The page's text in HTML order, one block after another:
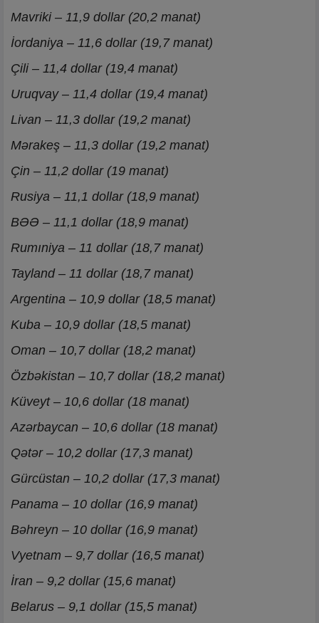
Mavriki – 11,9 dollar (20,2 manat)
İordaniya – 11,6 dollar (19,7 manat)
Çili – 11,4 dollar (19,4 manat)
Uruqvay – 11,4 dollar (19,4 manat)
Livan – 11,3 dollar (19,2 manat)
Mərakeş – 11,3 dollar (19,2 manat)
Çin – 11,2 dollar (19 manat)
Rusiya – 11,1 dollar (18,9 manat)
BƏƏ – 11,1 dollar (18,9 manat)
Rumıniya – 11 dollar (18,7 manat)
Tayland – 11 dollar (18,7 manat)
Argentina – 10,9 dollar (18,5 manat)
Kuba – 10,9 dollar (18,5 manat)
Oman – 10,7 dollar (18,2 manat)
Özbəkistan – 10,7 dollar (18,2 manat)
Küveyt – 10,6 dollar (18 manat)
Azərbaycan – 10,6 dollar (18 manat)
Qətər – 10,2 dollar (17,3 manat)
Gürcüstan – 10,2 dollar (17,3 manat)
Panama – 10 dollar (16,9 manat)
Bəhreyn – 10 dollar (16,9 manat)
Vyetnam – 9,7 dollar (16,5 manat)
İran – 9,2 dollar (15,6 manat)
Belarus – 9,1 dollar (15,5 manat)